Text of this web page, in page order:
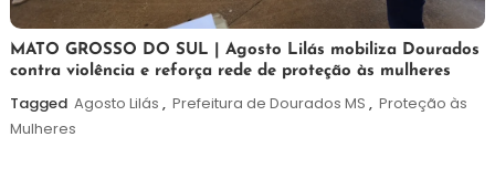
5
de
agosto
de
Maurilio
MATO GROSSO DO SUL | Agosto Lilás mobiliza Dourados
contra violência e reforça rede de proteção às mulheres
Tagged Agosto Lilás , Prefeitura de Dourados MS , Proteção às
Mulheres